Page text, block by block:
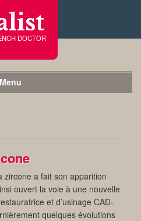
DOCTOR
Menu
zircone a fait son apparition
ouvert la voie à une nouvelle
et d’usinage CAD-
quelques évolutions